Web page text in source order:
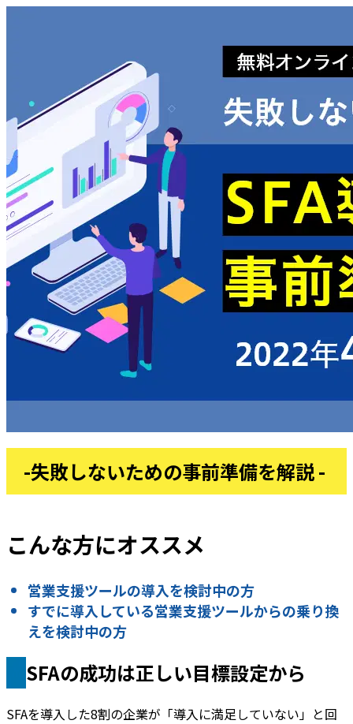
-失敗しないための事前準備を解説 -
こんな方にオススメ
営業支援ツールの導入を検討中の方
すでに導入している営業支援ツールからの乗り換
えを検討中の方
SFAの成功は正しい目標設定から
SFAを導入した8割の企業が「導入に満足していない」と回